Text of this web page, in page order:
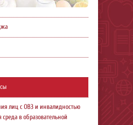
лиц с ОВЗ и инвалидностью
в образовательной